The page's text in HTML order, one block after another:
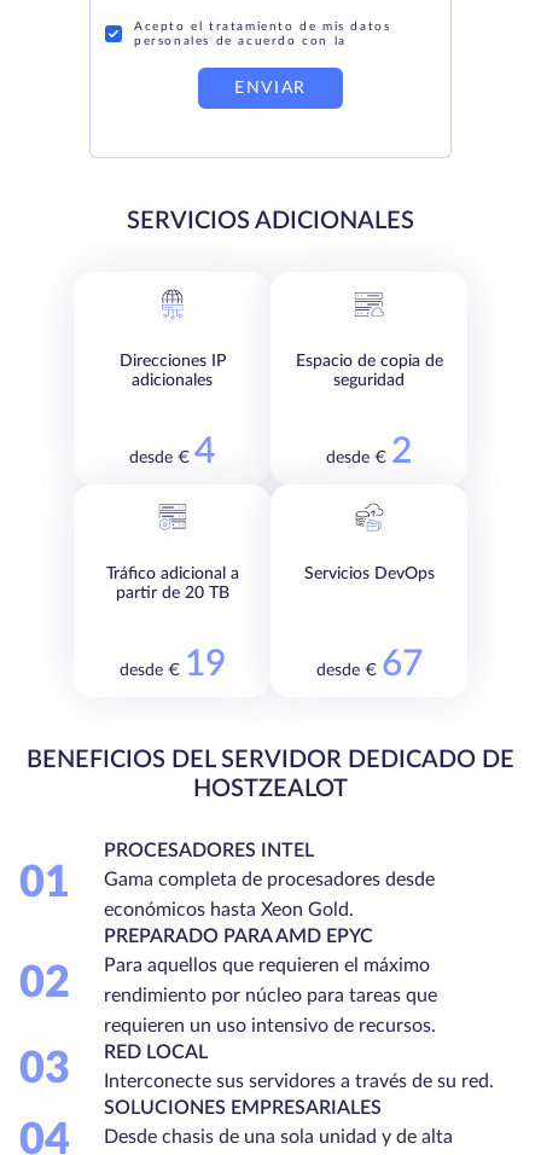
Acepto el tratamiento de mis datos
personales de acuerdo con la
ENVIAR
SERVICIOS ADICIONALES
Direcciones IP
adicionales
desde € 4
Espacio de copia de
seguridad
desde € 2
Tráfico adicional a
partir de 20 TB
desde € 19
Servicios DevOps
desde € 67
BENEFICIOS DEL SERVIDOR DEDICADO DE
HOSTZEALOT
01
PROCESADORES INTEL
Gama completa de procesadores desde
económicos hasta Xeon Gold.
02
PREPARADO PARA AMD EPYC
Para aquellos que requieren el máximo
rendimiento por núcleo para tareas que
requieren un uso intensivo de recursos.
03
RED LOCAL
Interconecte sus servidores a través de su red.
04
SOLUCIONES EMPRESARIALES
Desde chasis de una sola unidad y de alta